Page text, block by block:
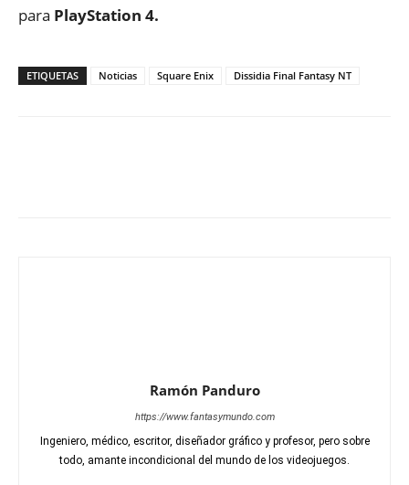
para PlayStation 4.
ETIQUETAS Noticias Square Enix Dissidia Final Fantasy NT
Ramón Panduro
https://www.fantasymundo.com
Ingeniero, médico, escritor, diseñador gráfico y profesor, pero sobre
todo, amante incondicional del mundo de los videojuegos.